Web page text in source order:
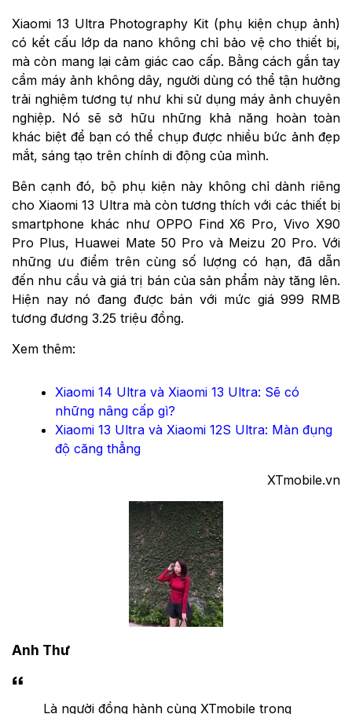
Xiaomi 13 Ultra Photography Kit (phụ kiện chụp ảnh)
có kết cấu lớp da nano không chỉ bảo vệ cho thiết bị,
mà còn mang lại cảm giác cao cấp. Bằng cách gắn tay
cầm máy ảnh không dây, người dùng có thể tận hưởng
trải nghiệm tương tự như khi sử dụng máy ảnh chuyên
nghiệp. Nó sẽ sở hữu những khả năng hoàn toàn
khác biệt để bạn có thể chụp được nhiều bức ảnh đẹp
mắt, sáng tạo trên chính di động của mình.
Bên cạnh đó, bộ phụ kiện này không chỉ dành riêng
cho Xiaomi 13 Ultra mà còn tương thích với các thiết bị
smartphone khác như OPPO Find X6 Pro, Vivo X90
Pro Plus, Huawei Mate 50 Pro và Meizu 20 Pro. Với
những ưu điểm trên cùng số lượng có hạn, đã dẫn
đến nhu cầu và giá trị bán của sản phẩm này tăng lên.
Hiện nay nó đang được bán với mức giá 999 RMB
tương đương 3.25 triệu đồng.
Xem thêm:
Xiaomi 14 Ultra và Xiaomi 13 Ultra: Sẽ có
những nâng cấp gì?
Xiaomi 13 Ultra và Xiaomi 12S Ultra: Màn đụng
độ căng thẳng
​XTmobile.vn
Anh Thư
Là người đồng hành cùng XTmobile trong